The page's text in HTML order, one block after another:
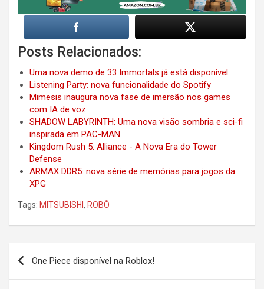
Posts Relacionados:
Uma nova demo de 33 Immortals já está disponível
Listening Party: nova funcionalidade do Spotify
Mimesis inaugura nova fase de imersão nos games
com IA de voz
SHADOW LABYRINTH: Uma nova visão sombria e sci-fi
inspirada em PAC-MAN
Kingdom Rush 5: Alliance - A Nova Era do Tower
Defense
ARMAX DDR5: nova série de memórias para jogos da
XPG
Tags: MITSUBISHI , ROBÔ
Post
navigation
One Piece disponível na Roblox!